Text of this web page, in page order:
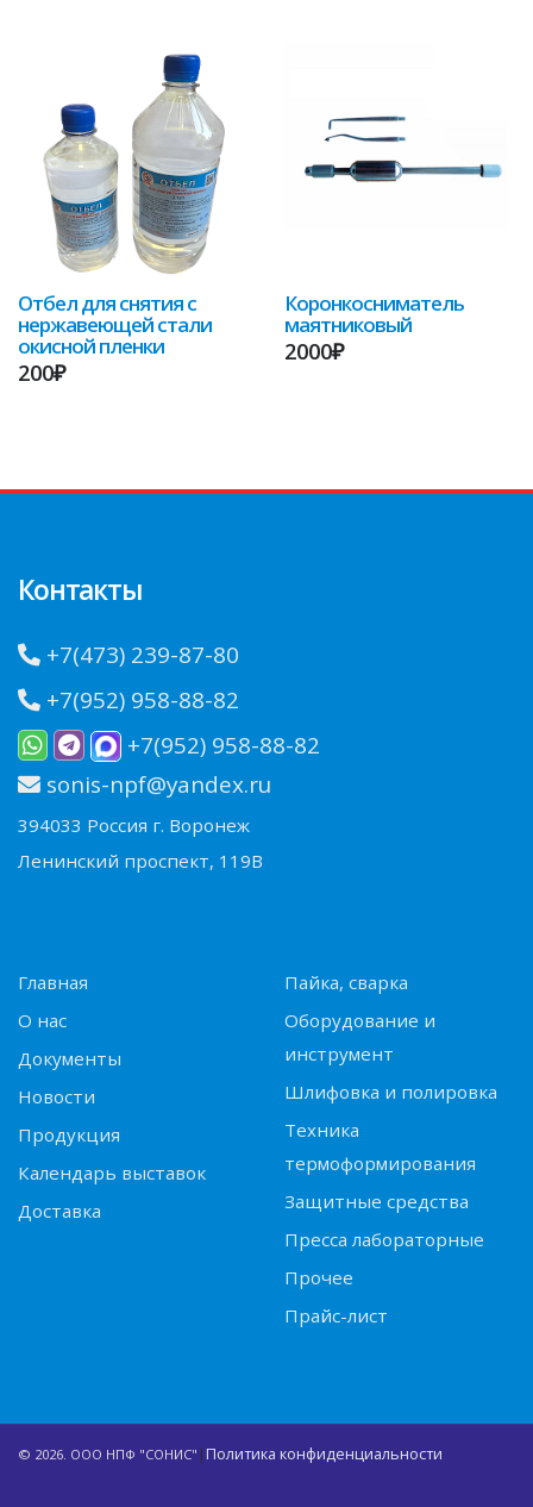
Отбел для снятия с
нержавеющей стали
окисной пленки
200₽
Коронкосниматель
маятниковый
2000₽
Контакты
+7(473) 239-87-80
+7(952) 958-88-82
+7(952) 958-88-82
sonis-npf@yandex.ru
394033 Россия г. Воронеж
Ленинский проспект, 119В
Главная
О нас
Документы
Новости
Продукция
Календарь выставок
Доставка
Пайка, сварка
Оборудование и
инструмент
Шлифовка и полировка
Техника
термоформирования
Защитные средства
Пресса лабораторные
Прочее
Прайс-лист
© 2026. ООО НПФ "СОНИС" |Политика конфиденциальности